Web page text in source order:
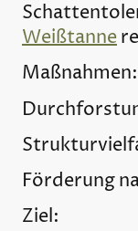
Weißtanne
Maßnahmen:
Förderung
Ziel: